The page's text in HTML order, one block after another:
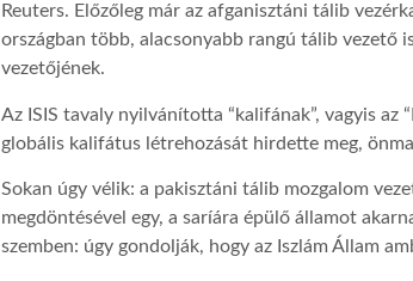
Reuters. Előzőleg már az afganisztáni tálib
országban több, alacsonyabb rangú tálib vezető
vezetőjének.
Az ISIS tavaly nyilvánította “kalifának”, vagyis az
globális kalifátus létrehozását hirdette meg,
Sokan úgy vélik: a pakisztáni tálib mozgalom
megdöntésével egy, a saríára épülő államot
szemben: úgy gondolják, hogy az Iszlám Állam